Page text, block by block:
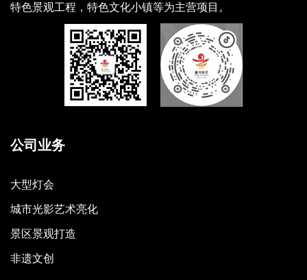
特色景观工程，特色文化小镇等为主营项目。
公司业务
大型灯会
城市光影艺术亮化
景区景观打造
非遗文创